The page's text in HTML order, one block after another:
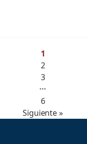
1
2
3
…
6
Siguiente »